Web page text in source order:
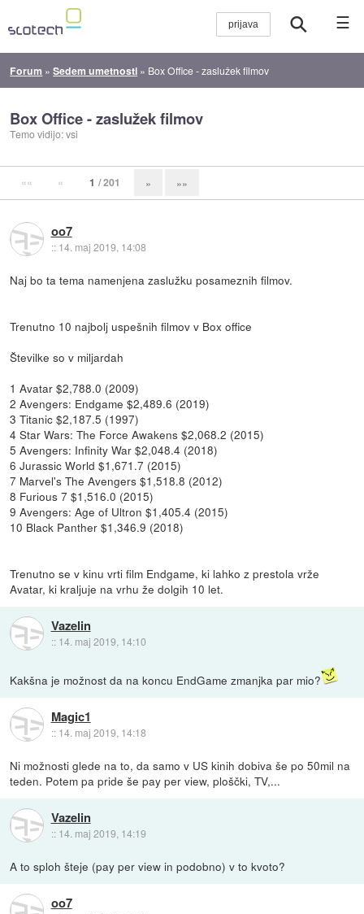
☰
Forum »Sedem umetnosti » Box Office - zaslužek filmov
Box Office - zaslužek filmov
Temo vidijo: vsi
«« « 1 / 201 » »»
oo7
:: 14. maj 2019, 14:08
Naj bo ta tema namenjena zaslužku posameznih filmov.
Trenutno 10 najbolj uspešnih filmov v Box office
Številke so v miljardah
1 Avatar $2,788.0 (2009)
2 Avengers: Endgame $2,489.6 (2019)
3 Titanic $2,187.5 (1997)
4 Star Wars: The Force Awakens $2,068.2 (2015)
5 Avengers: Infinity War $2,048.4 (2018)
6 Jurassic World $1,671.7 (2015)
7 Marvel's The Avengers $1,518.8 (2012)
8 Furious 7 $1,516.0 (2015)
9 Avengers: Age of Ultron $1,405.4 (2015)
10 Black Panther $1,346.9 (2018)
Trenutno se v kinu vrti film Endgame, ki lahko z prestola vrže
Avatar, ki kraljuje na vrhu že dolgih 10 let.
Vazelin
:: 14. maj 2019, 14:10
Kakšna je možnost da na koncu EndGame zmanjka par mio?
Magic1
:: 14. maj 2019, 14:18
Ni možnosti glede na to, da samo v US kinih dobiva še po 50mil na
teden. Potem pa pride še pay per view, ploščki, TV,...
Vazelin
:: 14. maj 2019, 14:19
A to sploh šteje (pay per view in podobno) v to kvoto?
oo7